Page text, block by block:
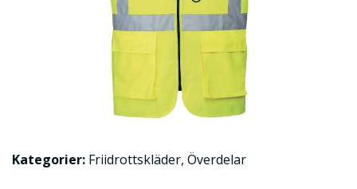
Kategorier: Friidrottskläder, Överdelar